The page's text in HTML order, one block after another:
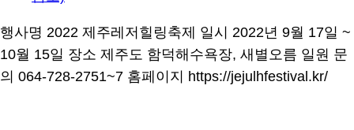
행사명 2022 제주레저힐링축제 일시 2022년 9월 17일 ~
10월 15일 장소 제주도 함덕해수욕장, 새별오름 일원 문
의 064-728-2751~7 홈페이지 https://jejulhfestival.kr/